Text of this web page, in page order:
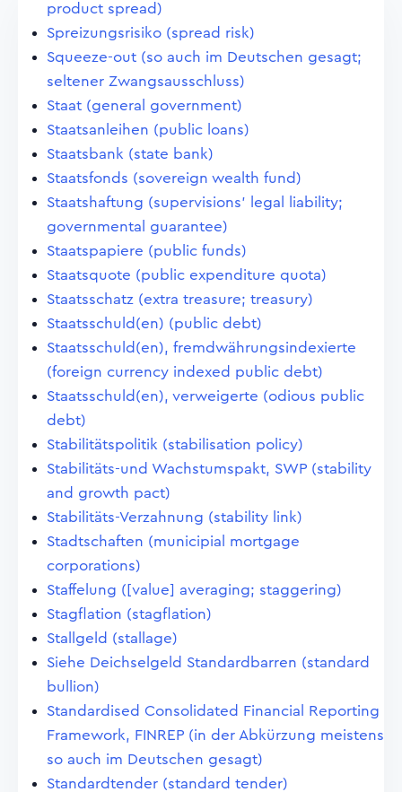
product spread)
Spreizungsrisiko (spread risk)
Squeeze-out (so auch im Deutschen gesagt;
seltener Zwangsausschluss)
Staat (general government)
Staatsanleihen (public loans)
Staatsbank (state bank)
Staatsfonds (sovereign wealth fund)
Staatshaftung (supervisions' legal liability;
governmental guarantee)
Staatspapiere (public funds)
Staatsquote (public expenditure quota)
Staatsschatz (extra treasure; treasury)
Staatsschuld(en) (public debt)
Staatsschuld(en), fremdwährungsindexierte
(foreign currency indexed public debt)
Staatsschuld(en), verweigerte (odious public
debt)
Stabilitätspolitik (stabilisation policy)
Stabilitäts-und Wachstumspakt, SWP (stability
and growth pact)
Stabilitäts-Verzahnung (stability link)
Stadtschaften (municipial mortgage
corporations)
Staffelung ([value] averaging; staggering)
Stagflation (stagflation)
Stallgeld (stallage)
Siehe Deichselgeld Standardbarren (standard
bullion)
Standardised Consolidated Financial Reporting
Framework, FINREP (in der Abkürzung meistens
so auch im Deutschen gesagt)
Standardtender (standard tender)